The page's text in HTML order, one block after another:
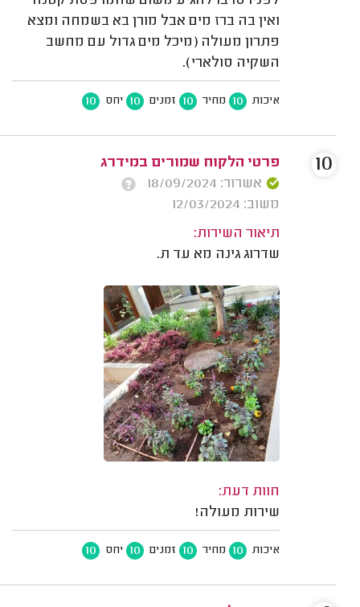
ואין בה ברז מים אבל מורן בא בשמחה ומצא
פתרון מעולה (מיכל מים גדול עם מחשב
השקיה סולארי).
איכות 10 מחיר 10 זמנים 10 יחס 10
פרטי הלקוח שמורים במידרג
אשרור: 18/09/2024
משוב: 12/03/2024
תיאור השירות:
שדרוג גינה מא עד ת.
חוות דעת:
שירות מעולה!
איכות 10 מחיר 10 זמנים 10 יחס 10
10